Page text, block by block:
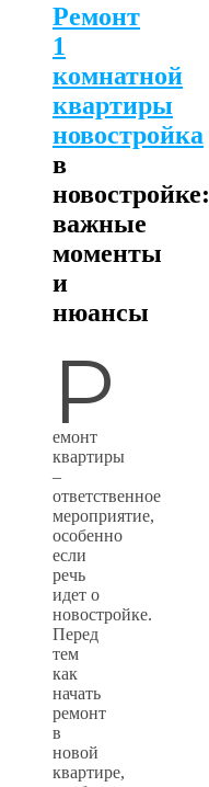
Ремонт
1
комнатной
квартиры
новостройка
в
новостройке:
важные
моменты
и
нюансы
Р
емонт
квартиры
–
ответственное
мероприятие,
особенно
если
речь
идет о
новостройке.
Перед
тем
как
начать
ремонт
в
новой
квартире,